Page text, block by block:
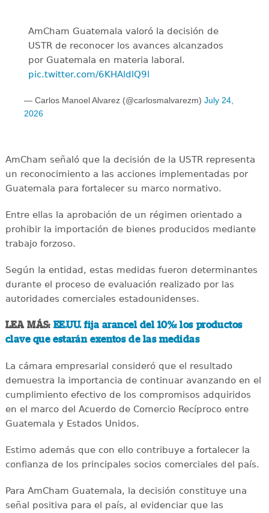
AmCham Guatemala valoró la decisión de
USTR de reconocer los avances alcanzados
por Guatemala en materia laboral.
pic.twitter.com/6KHAldlQ9l
— Carlos Manoel Alvarez (@carlosmalvarezm) July 24,
2026
AmCham señaló que la decisión de la USTR representa
un reconocimiento a las acciones implementadas por
Guatemala para fortalecer su marco normativo.
Entre ellas la aprobación de un régimen orientado a
prohibir la importación de bienes producidos mediante
trabajo forzoso.
Según la entidad, estas medidas fueron determinantes
durante el proceso de evaluación realizado por las
autoridades comerciales estadounidenses.
LEA MÁS:EE.UU. fija arancel del 10%: los productos
clave que estarán exentos de las medidas
La cámara empresarial consideró que el resultado
demuestra la importancia de continuar avanzando en el
cumplimiento efectivo de los compromisos adquiridos
en el marco del Acuerdo de Comercio Recíproco entre
Guatemala y Estados Unidos.
Estimo además que con ello contribuye a fortalecer la
confianza de los principales socios comerciales del país.
Para AmCham Guatemala, la decisión constituye una
señal positiva para el país, al evidenciar que las